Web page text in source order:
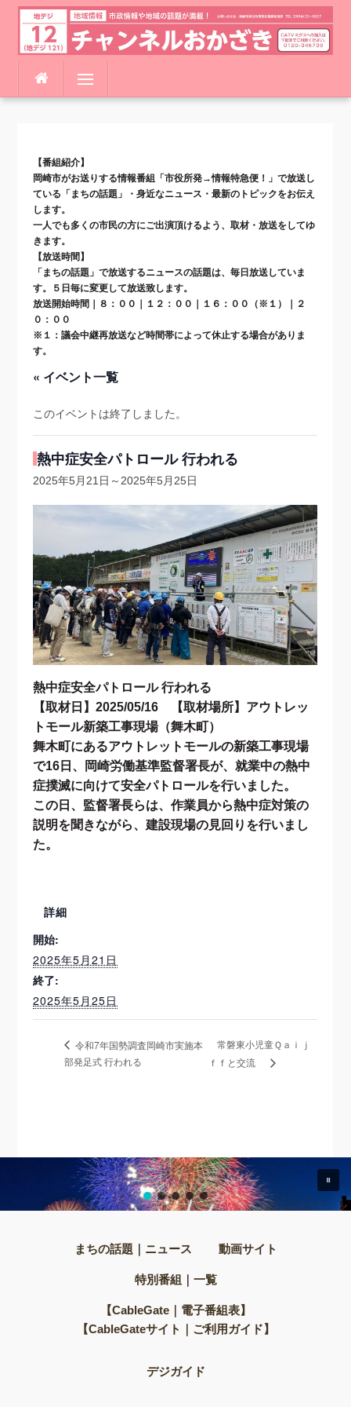
テ
メニュー
【番組紹介】
岡崎市がお送りする情報番組「市役所発→情報特急便！」で放送し
ている「まちの話題」・身近なニュース・最新のトピックをお伝え
します。
一人でも多くの市民の方にご出演頂けるよう、取材・放送をしてゆ
きます。
【放送時間】
「まちの話題」で放送するニュースの話題は、毎日放送していま
す。５日毎に変更して放送致します。
放送開始時間｜８：００｜１２：００｜１６：００（※１）｜２
０：００
※１：議会中継再放送など時間帯によって休止する場合がありま
す。
« イベント一覧
このイベントは終了しました。
熱中症安全パトロール 行われる
2025年5月21日 ～2025年5月25日
熱中症安全パトロール 行われる
【取材日】2025/05/16 【取材場所】アウトレッ
トモール新築工事現場（舞木町）
舞木町にあるアウトレットモールの新築工事現場
で16日、岡崎労働基準監督署長が、就業中の熱中
症撲滅に向けて安全パトロールを行いました。
この日、監督署長らは、作業員から熱中症対策の
説明を聞きながら、建設現場の見回りを行いまし
た。
詳細
開始:
2025年5月21日
終了:
2025年5月25日
令和7年国勢調査岡崎市実施本
部発足式 行われる
常磐東小児童Ｑａｉｊ
ｆｆと交流
まちの話題｜ニュース 動画サイト
特別番組｜一覧
【CableGate｜電子番組表】
【CableGateサイト｜ご利用ガイド】
デジガイド